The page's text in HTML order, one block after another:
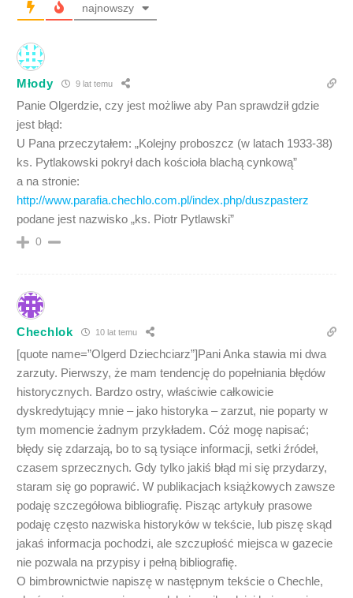
najnowszy
Młody 9 lat temu
Panie Olgerdzie, czy jest możliwe aby Pan sprawdził gdzie
jest błąd:
U Pana przeczytałem: „Kolejny proboszcz (w latach 1933-38)
ks. Pytlakowski pokrył dach kościoła blachą cynkową”
a na stronie:
http://www.parafia.chechlo.com.pl/index.php/duszpasterz
podane jest nazwisko „ks. Piotr Pytlawski”
0
Chechlok 10 lat temu
[quote name=”Olgerd Dziechciarz”]Pani Anka stawia mi dwa
zarzuty. Pierwszy, że mam tendencję do popełniania błędów
historycznych. Bardzo ostry, właściwie całkowicie
dyskredytujący mnie – jako historyka – zarzut, nie poparty w
tym momencie żadnym przykładem. Cóż mogę napisać;
błędy się zdarzają, bo to są tysiące informacji, setki źródeł,
czasem sprzecznych. Gdy tylko jakiś błąd mi się przydarzy,
staram się go poprawić. W publikacjach książkowych zawsze
podaję szczegółowa bibliografię. Pisząc artykuły prasowe
podaję często nazwiska historyków w tekście, lub piszę skąd
jakaś informacja pochodzi, ale szczupłość miejsca w gazecie
nie pozwala na przypisy i pełną bibliografię.
O bimbrownictwie napiszę w następnym tekście o Chechle,